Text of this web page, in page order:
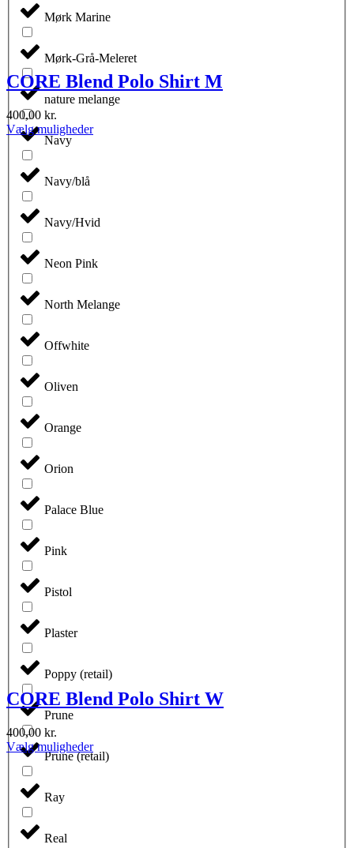
Mørk Marine
Mørk-Grå-Meleret
nature melange
Navy
Navy/blå
Navy/Hvid
Neon Pink
North Melange
Offwhite
Oliven
Orange
Orion
Palace Blue
Pink
Pistol
Plaster
Poppy (retail)
Prune
Prune (retail)
Ray
Real
CORE Blend Polo Shirt M
400,00 kr.
Vælg mulighederDette
vælges
varesiden
CORE Blend Polo Shirt W
400,00 kr.
Vælg mulighederDette
vare